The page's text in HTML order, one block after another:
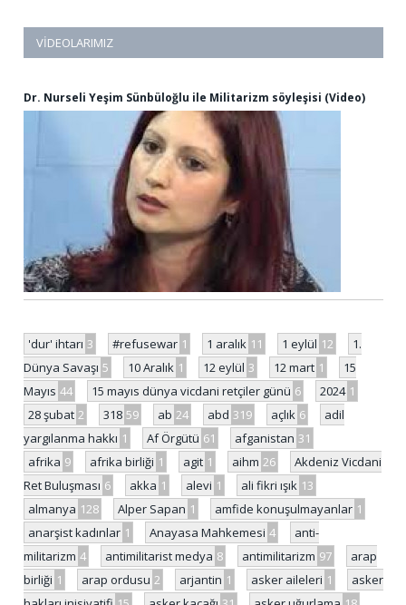
VIDEOLARIMIZ
Dr. Nurseli Yeşim Sünbüloğlu ile Militarizm söyleşisi (Video)
'dur' ihtarı 3 #refusewar 1 1 aralık 11 1 eylül 12
1.
Dünya Savaşı 5 10 Aralık 1 12 eylül 3 12 mart 1
15
Mayıs 44 15 mayıs dünya vicdani retçiler günü 6 2024 1
28 şubat 2 318 59 ab 24 abd 319 açlık 6
adil
yargılanma hakkı 1 Af Örgütü 61 afganistan 31
afrika 9 afrika birliği 1 agit 1 aihm 26
Akdeniz Vicdani
Ret Buluşması 6 akka 1 alevi 1 ali fikri ışık 13
almanya 128 Alper Sapan 1 amfide konuşulmayanlar 1
anarşist kadınlar 1 Anayasa Mahkemesi 4
anti-
militarizm 4 antimilitarist medya 8 antimilitarizm 97
arap
birliği 1 arap ordusu 2 arjantin 1 asker aileleri 1
asker